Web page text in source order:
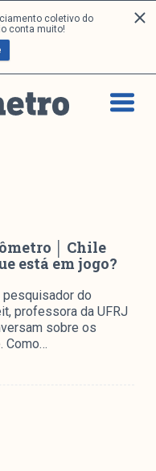
coletivo do
conta muito!
│ Chile
está em jogo?
pesquisador do
professora da UFRJ
sobre os
Como…